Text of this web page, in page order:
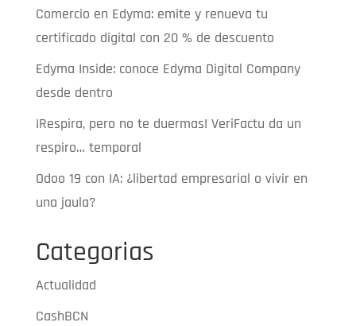
Comercio en Edyma: emite y renueva tu
certificado digital con 20 % de descuento
Edyma Inside: conoce Edyma Digital Company
desde dentro
¡Respira, pero no te duermas! VeriFactu da un
respiro… temporal
Odoo 19 con IA: ¿libertad empresarial o vivir en
una jaula?
Categorias
Actualidad
CashBCN